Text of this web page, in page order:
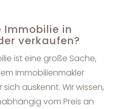
Immobilie in
verkaufen?
ist eine große Sache,
Immobilienmakler
auskennt. Wir wissen,
vom Preis an